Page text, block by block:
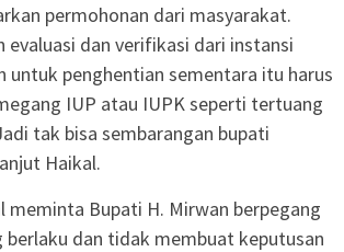
permohonan dari masyarakat.
evaluasi dan verifikasi dari instansi
untuk penghentian sementara itu harus
IUP atau IUPK seperti tertuang
tak bisa sembarangan bupati
Haikal.
meminta Bupati H. Mirwan berpegang
berlaku dan tidak membuat keputusan